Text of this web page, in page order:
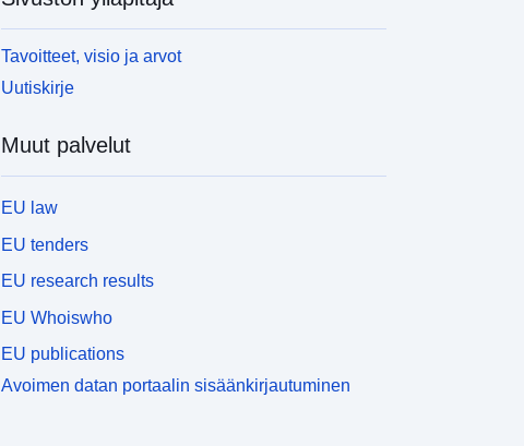
Tavoitteet, visio ja arvot
Uutiskirje
Muut palvelut
EU law
EU tenders
EU research results
EU Whoiswho
EU publications
Avoimen datan portaalin sisäänkirjautuminen